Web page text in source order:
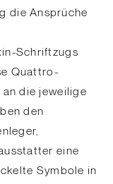
die Ansprüche
Schriftzugs
Quattro-
die jeweilige
den
eine
Symbole in